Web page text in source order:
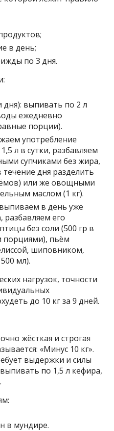
в день;
по 3 дня.
дня): выпивать по 2 л
ежедневно
порции).
употребление
л в сутки, разбавляем
супчиками без жира,
течение дня разделить
или же овощными
маслом (1 кг).
в день уже
разбавляем его
без соли (500 гр в
пьём
шиповником,
мл).
нагрузок, точности
до 10 кг за 9 дней.
жёсткая и строгая
«Минус 10 кг».
выдержки и силы
по 1,5 л кефира,
в мундире.